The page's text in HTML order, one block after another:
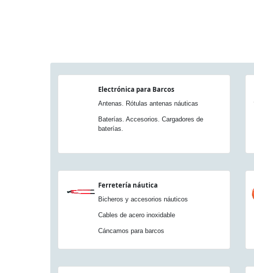
Electrónica para Barcos
Antenas. Rótulas antenas náuticas
Baterías. Accesorios. Cargadores de
baterías.
Ferretería náutica
Bicheros y accesorios náuticos
Cables de acero inoxidable
Cáncamos para barcos